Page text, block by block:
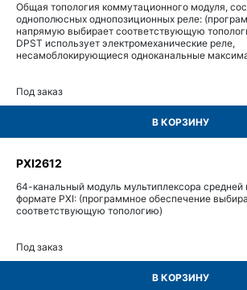
Общая топология коммутационного модуля,
однополюсных однопозиционных реле:
напрямую выбирает соответствующую
DPST использует электромеханические реле,
несамоблокирующиеся одноканальные
Под заказ
В КОРЗИНУ
PXI2612
64-канальный модуль мультиплексора средней
формате PXI: (программное обеспечение
соответствующую топологию)
Под заказ
В КОРЗИНУ